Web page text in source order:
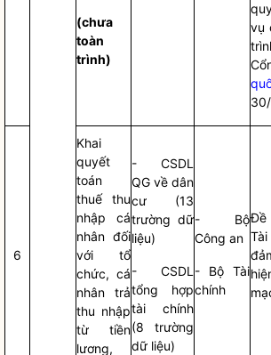
(chưa
toàn
trình)
vụ
6
Khai
quyết
toán
thuế thu
nhập cá
nhân đối
với tổ
chức, cá
nhân trả
thu nhập
từ tiền
lương,
- CSDL
QG về dân
cư (13
trường dữ
liệu)
- CSDL
tổng hợp
tài chính
(8 trường
dữ liệu)
- Bộ
Công an
- Bộ Tài
chính
Đề